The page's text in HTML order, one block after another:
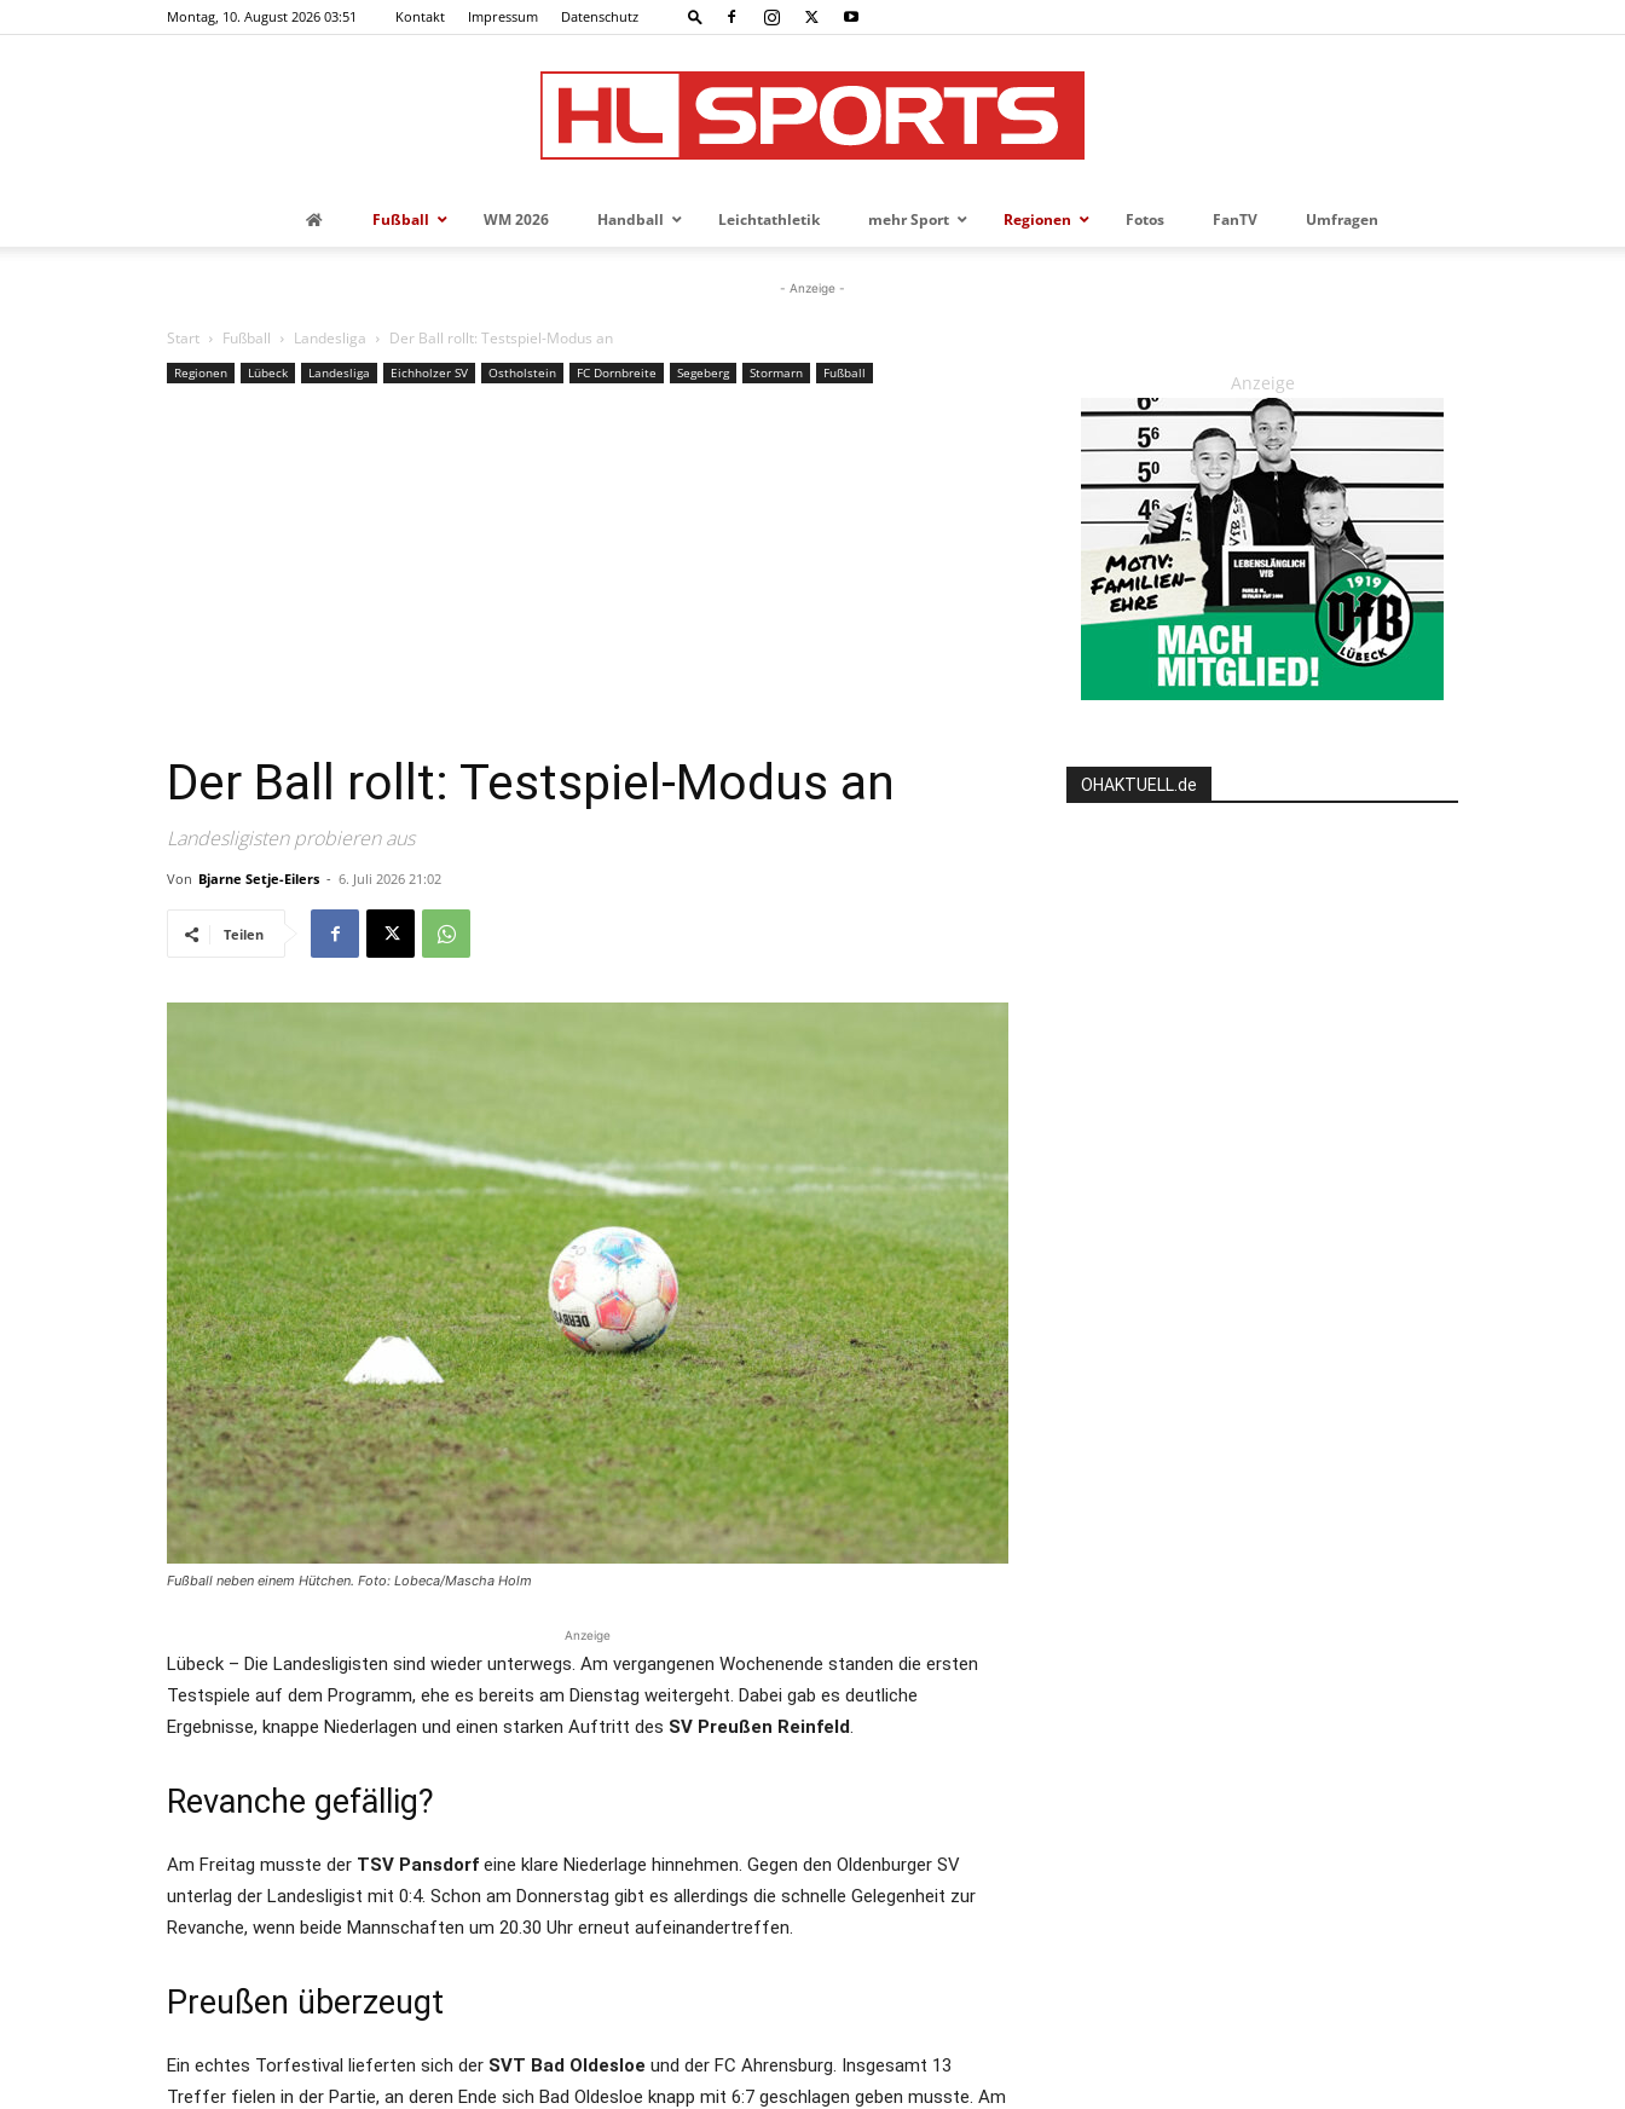
Montag, 10. August 2026 03:51 Kontakt Impressum Datenschutz
die
Region
Lübeck
Fußball WM 2026 Handball Leichtathletik mehr Sport Regionen Fotos FanTV Umfragen
- Anzeige -
Start Fußball Landesliga Der Ball rollt: Testspiel-Modus an
Regionen Lübeck Landesliga Eichholzer SV Ostholstein FC Dornbreite Segeberg Stormarn Fußball
Der Ball rollt: Testspiel-Modus an
Landesligisten probieren aus
Von Bjarne Setje-Eilers - 6. Juli 2026 21:02
Teilen
Fußball neben einem Hütchen. Foto: Lobeca/Mascha Holm
Anzeige
Lübeck – Die Landesligisten sind wieder unterwegs. Am vergangenen Wochenende standen die ersten
Testspiele auf dem Programm, ehe es bereits am Dienstag weitergeht. Dabei gab es deutliche
Ergebnisse, knappe Niederlagen und einen starken Auftritt des SV Preußen Reinfeld.
Revanche gefällig?
Am Freitag musste der TSV Pansdorf eine klare Niederlage hinnehmen. Gegen den Oldenburger SV
unterlag der Landesligist mit 0:4. Schon am Donnerstag gibt es allerdings die schnelle Gelegenheit zur
Revanche, wenn beide Mannschaften um 20.30 Uhr erneut aufeinandertreffen.
Preußen überzeugt
Ein echtes Torfestival lieferten sich der SVT Bad Oldesloe und der FC Ahrensburg. Insgesamt 13
Treffer fielen in der Partie, an deren Ende sich Bad Oldesloe knapp mit 6:7 geschlagen geben musste. Am
Anzeige
OHAKTUELL.de